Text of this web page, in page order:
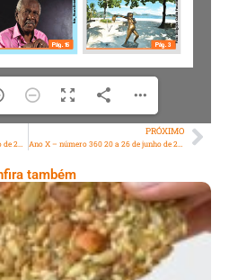
PRÓXIMO
também
De Sementes